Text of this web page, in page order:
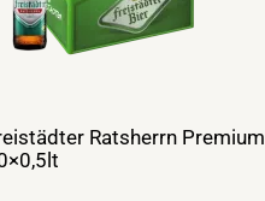
Ratsherrn Premium